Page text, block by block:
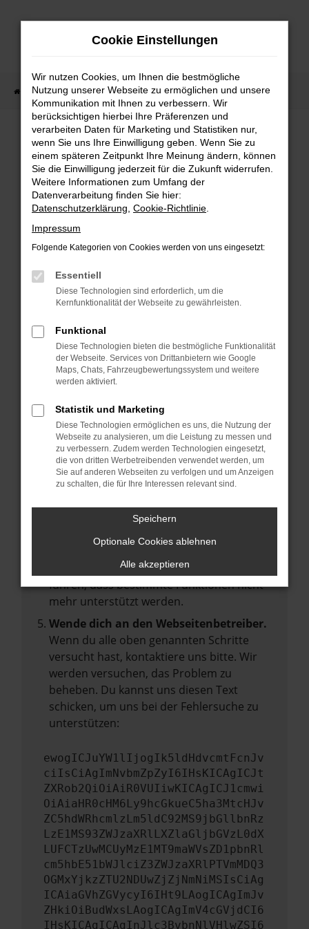
Zum
Startseite Fahrzeugangebote Fahrzeug-Showroom
FAHRZEUG-SHOWROOM
FEHLER: NETWORK ERROR
Beim Laden ist ein Fehler aufgetreten.
Hier sind ein paar Tipps, die dir helfen können:
Überprüfe deine Firewall und deine
Internetverbindung.
Laden andere Webseiten, zum Beispiel
Prüfe deine Browsererweiterungen.
Manche Erweiterungen, wie Werbeblocker,
können das Laden bestimmter Seiten
anderen Browser oder in einem privaten
Fenster?
Starte dein Gerät neu.
Das kann manchmal helfen,
vorübergehende Probleme zu beheben.
Betriebssystem auf dem neuesten Stand
Veraltete Software birgt nicht nur ein
Sicherheitsrisiko, sondern kann auch dazu
führen, dass bestimmte Funktionen nicht
mehr unterstützt werden.
Wende dich an den Webseitenbetreiber.
Wenn du alle oben genannten Schritte
versucht hast, kontaktiere uns bitte. Wir
werden versuchen, das Problem zu
beheben. Du kannst uns diesen Text
schicken, um uns bei der Fehlersuche zu
unterstützen:
ewogICJuYW1lIjogIk5ldHdvcmtFcnJv
ciIsCiAgImNvbmZpZyI6IHsKICAgICJt
ZXRob2QiOiAiR0VUIiwKICAgICJ1cmwi
OiAiaHR0cHM6Ly9hcGkueC5ha3MtcHJv
ZC5hdWRhcmlzLm5ldC92MS9jbGllbnRz
LzE1MS93ZWJzaXRlLXZlaGljbGVzL0dX
LUFCTzUwMCUyMzE1MT9maWVsZD1pbnRl
cm5hbE51bWJlciZ3ZWJzaXRlPTVmMDQ3
OGMxYjkzZTU2NDUwZjZjNmNiMSIsCiAg
ICAiaGVhZGVycyI6IHt9LAogICAgImJv
ZHkiOiBudWxsLAogICAgImV4cGVjdCI6
IHsKICAgICAgInJlc3BvbnNlVHlwZSI6
Cookie Einstellungen
Wir nutzen Cookies, um Ihnen die bestmögliche
Nutzung unserer Webseite zu ermöglichen und unsere
Kommunikation mit Ihnen zu verbessern. Wir
berücksichtigen hierbei Ihre Präferenzen und
verarbeiten Daten für Marketing und Statistiken nur,
wenn Sie uns Ihre Einwilligung geben. Wenn Sie zu
einem späteren Zeitpunkt Ihre Meinung ändern, können
Sie die Einwilligung jederzeit für die Zukunft widerrufen.
Weitere Informationen zum Umfang der
Datenverarbeitung finden Sie hier:
Datenschutzerklärung Cookie-Richtlinie
Impressum
Folgende Kategorien von Cookies werden von uns eingesetzt:
Essentiell
Diese Technologien sind erforderlich, um die
Kernfunktionalität der Webseite zu gewährleisten.
Funktional
Diese Technologien bieten die bestmögliche Funktionalität
der Webseite. Services von Drittanbietern wie Google
Maps, Chats, Fahrzeugbewertungssystem und weitere
werden aktiviert.
Statistik und Marketing
Diese Technologien ermöglichen es uns, die Nutzung der
Webseite zu analysieren, um die Leistung zu messen und
zu verbessern. Zudem werden Technologien eingesetzt,
die von dritten Werbetreibenden verwendet werden, um
Sie auf anderen Webseiten zu verfolgen und um Anzeigen
zu schalten, die für Ihre Interessen relevant sind.
Speichern
Optionale Cookies ablehnen
Alle akzeptieren